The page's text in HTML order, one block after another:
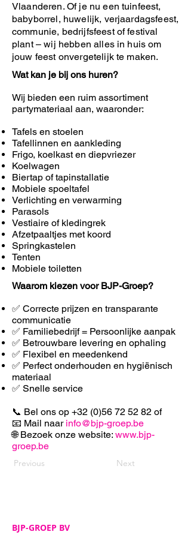
Vlaanderen. Of je nu een tuinfeest,
babyborrel, huwelijk, verjaardagsfeest,
communie, bedrijfsfeest of festival
plant – wij hebben alles in huis om
jouw feest onvergetelijk te maken.
Wat kan je bij ons huren?
Wij bieden een ruim assortiment
partymateriaal aan, waaronder:
Tafels en stoelen
Tafellinnen en aankleding
Frigo, koelkast en diepvriezer
Koelwagen
Biertap of tapinstallatie
Mobiele spoeltafel
Verlichting en verwarming
Parasols
Vestiaire of kledingrek
Afzetpaaltjes met koord
Springkastelen
Tenten
Mobiele toiletten
Waarom kiezen voor BJP-Groep?
✅ Correcte prijzen en transparante
communicatie
✅ Familiebedrijf = Persoonlijke aanpak
✅ Betrouwbare levering en ophaling
✅ Flexibel en meedenkend
✅ Perfect onderhouden en hygiënisch
materiaal
✅ Snelle service
📞 Bel ons op +32 (0)56 72 52 82 of
📧 Mail naar info@bjp-groep.be
🌐 Bezoek onze website: www.bjp-
groep.be
Previous Next
BJP-GROEP BV